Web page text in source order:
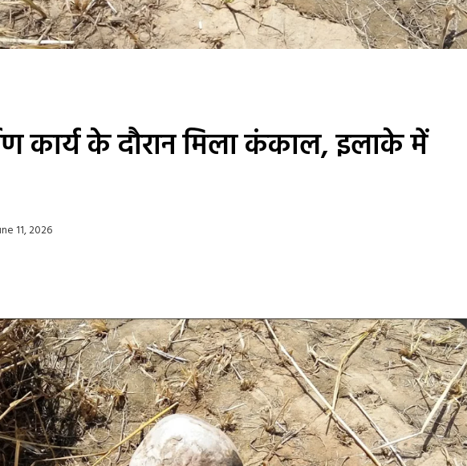
कार्य के दौरान मिला कंकाल, इलाके में
11, 2026